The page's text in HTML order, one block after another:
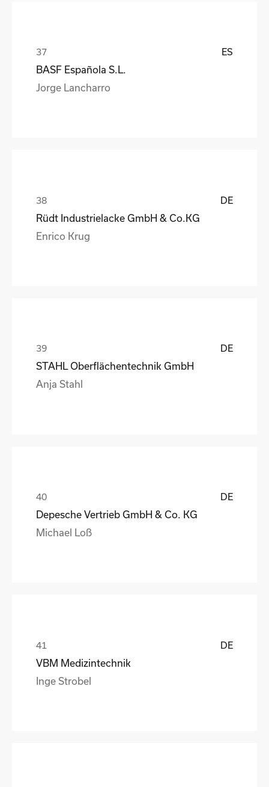
ES
BASF Española S.L.
Jorge Lancharro
DE
Rüdt Industrielacke GmbH & Co.KG
Enrico Krug
DE
STAHL Oberflächentechnik GmbH
Anja Stahl
DE
Depesche Vertrieb GmbH & Co. KG
Michael Loß
DE
VBM Medizintechnik
Inge Strobel